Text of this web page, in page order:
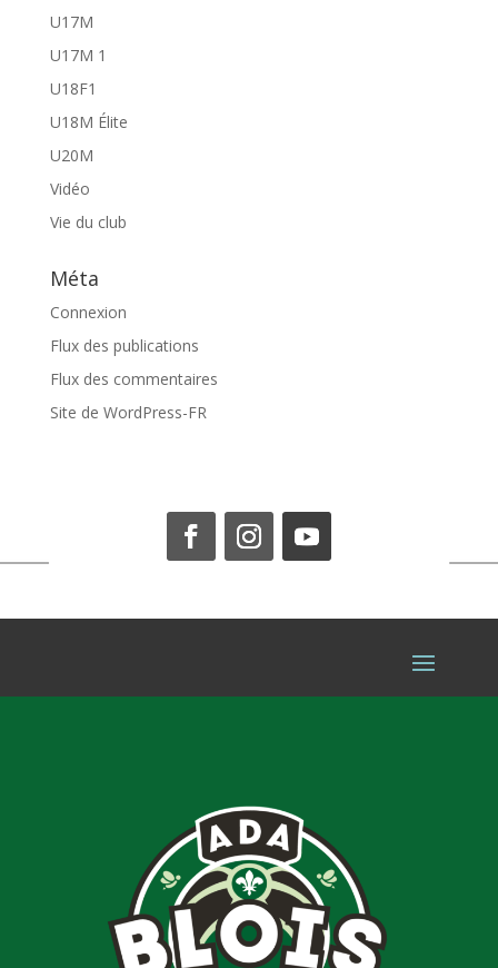
U17M
U17M 1
U18F1
U18M Élite
U20M
Vidéo
Vie du club
Méta
Connexion
Flux des publications
Flux des commentaires
Site de WordPress-FR